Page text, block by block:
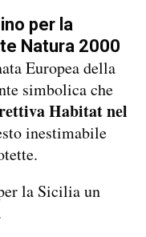
per la
Natura 2000
Europea della
simbolica che
Habitat nel
inestimabile
la Sicilia un